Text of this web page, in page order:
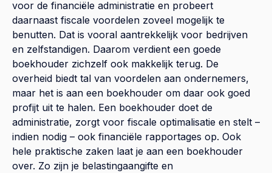
voor de financiële administratie en probeert
daarnaast fiscale voordelen zoveel mogelijk te
benutten. Dat is vooral aantrekkelijk voor bedrijven
en zelfstandigen. Daarom verdient een goede
boekhouder zichzelf ook makkelijk terug. De
overheid biedt tal van voordelen aan ondernemers,
maar het is aan een boekhouder om daar ook goed
profijt uit te halen. Een boekhouder doet de
administratie, zorgt voor fiscale optimalisatie en stelt –
indien nodig – ook financiële rapportages op. Ook
hele praktische zaken laat je aan een boekhouder
over. Zo zijn je belastingaangifte en